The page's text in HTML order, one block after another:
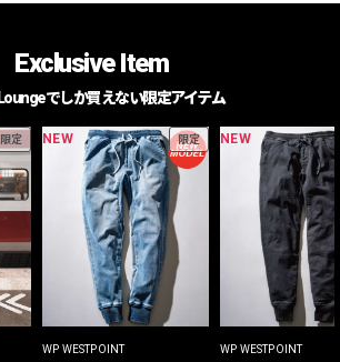
Exclusive Item
でしか買えない限定アイテム
限定 NEW 限定
WP WESTPOINT
NEW
WP WESTPOINT